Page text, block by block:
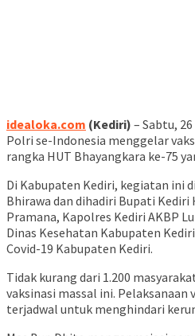
idealoka.com (Kediri) – Sabtu,
Polri se-Indonesia menggelar
rangka HUT Bhayangkara ke-75
Di Kabupaten Kediri, kegiatan ini
Bhirawa dan dihadiri Bupati
Pramana, Kapolres Kediri AKBP
Dinas Kesehatan Kabupaten
Covid-19 Kabupaten Kediri.
Tidak kurang dari 1.200
vaksinasi massal ini. Pelaksanaan
terjadwal untuk menghindari